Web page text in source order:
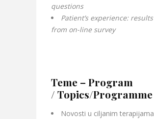
questions
Patient’s experience: results
from on-line survey
Teme – Program
/ Topics/Programme
Novosti u ciljanim terapijama